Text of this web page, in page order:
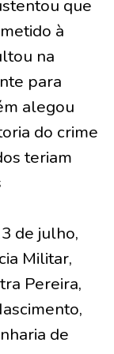
que
à
na
para
alegou
do crime
teriam
de julho,
Militar,
Pereira,
de